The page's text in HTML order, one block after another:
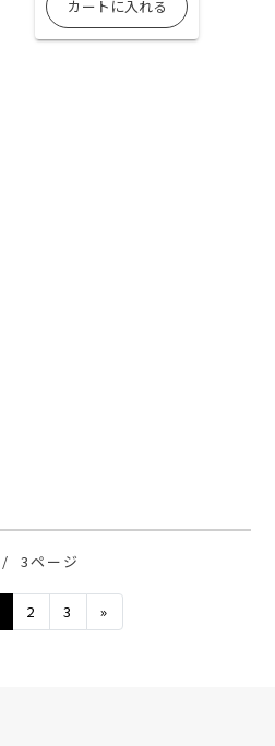
/ 3ページ
2 3 »